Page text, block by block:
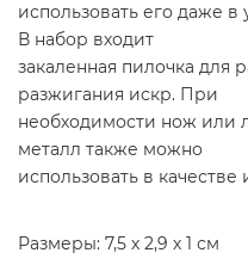
использовать его даже
В набор входит
закаленная пилочка для
разжигания искр. При
необходимости нож или
металл также можно
использовать в
Размеры: 7,5 х 2,9 х 1 см